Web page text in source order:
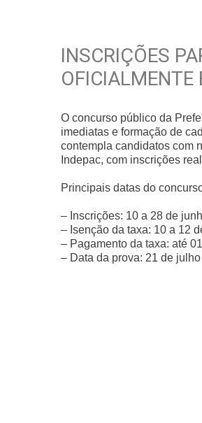
INSCRIÇÕES
OFICIALMENTE
O concurso público da
imediatas e formação de
contempla candidatos com
Indepac, com inscrições
Principais datas do
– Inscrições: 10 a 28 de
– Isenção da taxa: 10 a 12
– Pagamento da taxa: até
– Data da prova: 21 de julho